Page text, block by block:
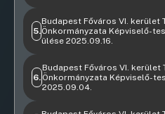
09:53:27
12:00:15
Napirendi előtt
08:05:18
(Andrássy út - Vörösmarty -
határolt terület) módosítás
egyeztetésének megkezdése
5.
Budapest Főváros VI. kerület
Önkormányzata Képviselő-
ülése 2025.09.16.
1. Javaslat az átmenetileg
hasznosítására
6.
Budapest Főváros VI. kerület
Önkormányzata Képviselő-
2025.09.04.